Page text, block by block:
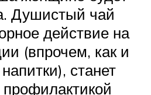
Душистый чай
действие на
(впрочем, как и
станет